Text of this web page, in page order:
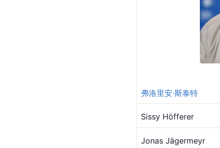
弗洛里安·斯泰特
Sissy Höfferer
Jonas Jägermeyr